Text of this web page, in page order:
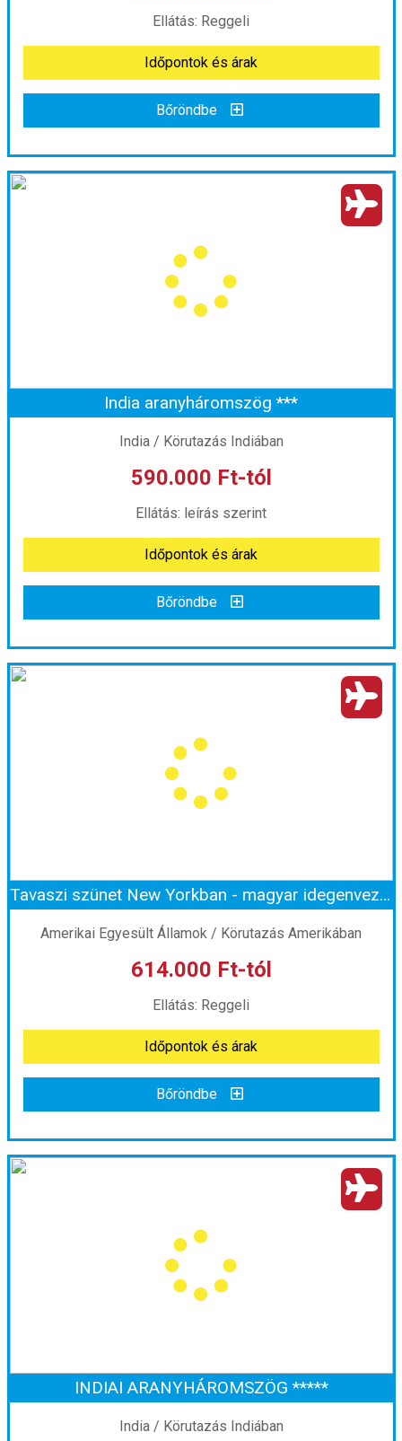
Ellátás: Reggeli
Időpontok és árak
Bőröndbe
New York Intenzíven - magyar idegenvezetéssel
Körutazás Amerikában
Utazás módja:
Ellátás:
Reggeli
Szálláskategória:Program szerint
Szobatípus:
Időpont: 2026-09-06 | 5 éj
már 564.000 Ft-tól
Időpontok és árak
Bőröndbe
India aranyháromszög ***
India / Körutazás Indiában
590.000 Ft-tól
Ellátás: leírás szerint
Időpontok és árak
Bőröndbe
India aranyháromszög ***
Körutazás Indiában
Utazás módja:
Repülővel
Ellátás: leírás szerint
Szálláskategória:
2 ágyas szoba
Időpont: 2026-10-23 | 7 éj
már 590.000 Ft-tól
Időpontok és árak
Bőröndbe
Tavaszi szünet New Yorkban - magyar idegenvezetéssel
Amerikai Egyesült Államok / Körutazás Amerikában
614.000 Ft-tól
Ellátás: Reggeli
Időpontok és árak
Bőröndbe
Tavaszi szünet New Yorkban - magyar idegenvezetéssel
Körutazás Amerikában
Utazás módja:
Repülővel
Ellátás:
Reggeli
Szálláskategória:Program szerint
Szobatípus:
Időpont: 2027-03-29 | 6 éj
INDIAI ARANYHÁROMSZÖG *****
India / Körutazás Indiában